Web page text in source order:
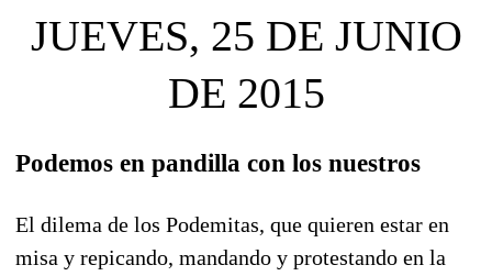
JUEVES, 25 DE JUNIO
DE 2015
Podemos en pandilla con los nuestros
El dilema de los Podemitas, que quieren estar en
misa y repicando, mandando y protestando en la